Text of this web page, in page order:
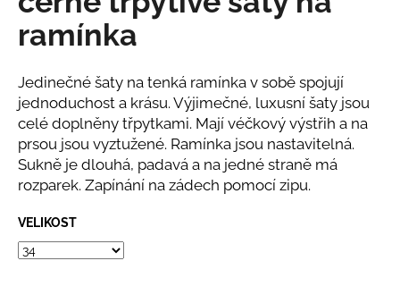
z
hvězdiček.
ramínka
Jedinečné šaty na tenká ramínka v sobě spojují
jednoduchost a krásu. Výjimečné, luxusní šaty jsou
celé doplněny třpytkami. Mají véčkový výstřih a na
prsou jsou vyztužené. Ramínka jsou nastavitelná.
Sukně je dlouhá, padavá a na jedné straně má
rozparek. Zapínání na zádech pomocí zipu.
VELIKOST
j
m
e
DLOUHÉ
SPOLEČENSKÉ
VÍNOVÉ
LESKLÉ
ŠATY
S
PADLÝMI
RAMENY